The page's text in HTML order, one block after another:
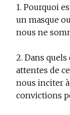
1. Pourquoi
un masque
nous ne
2. Dans
attentes de
nous inciter
convictions